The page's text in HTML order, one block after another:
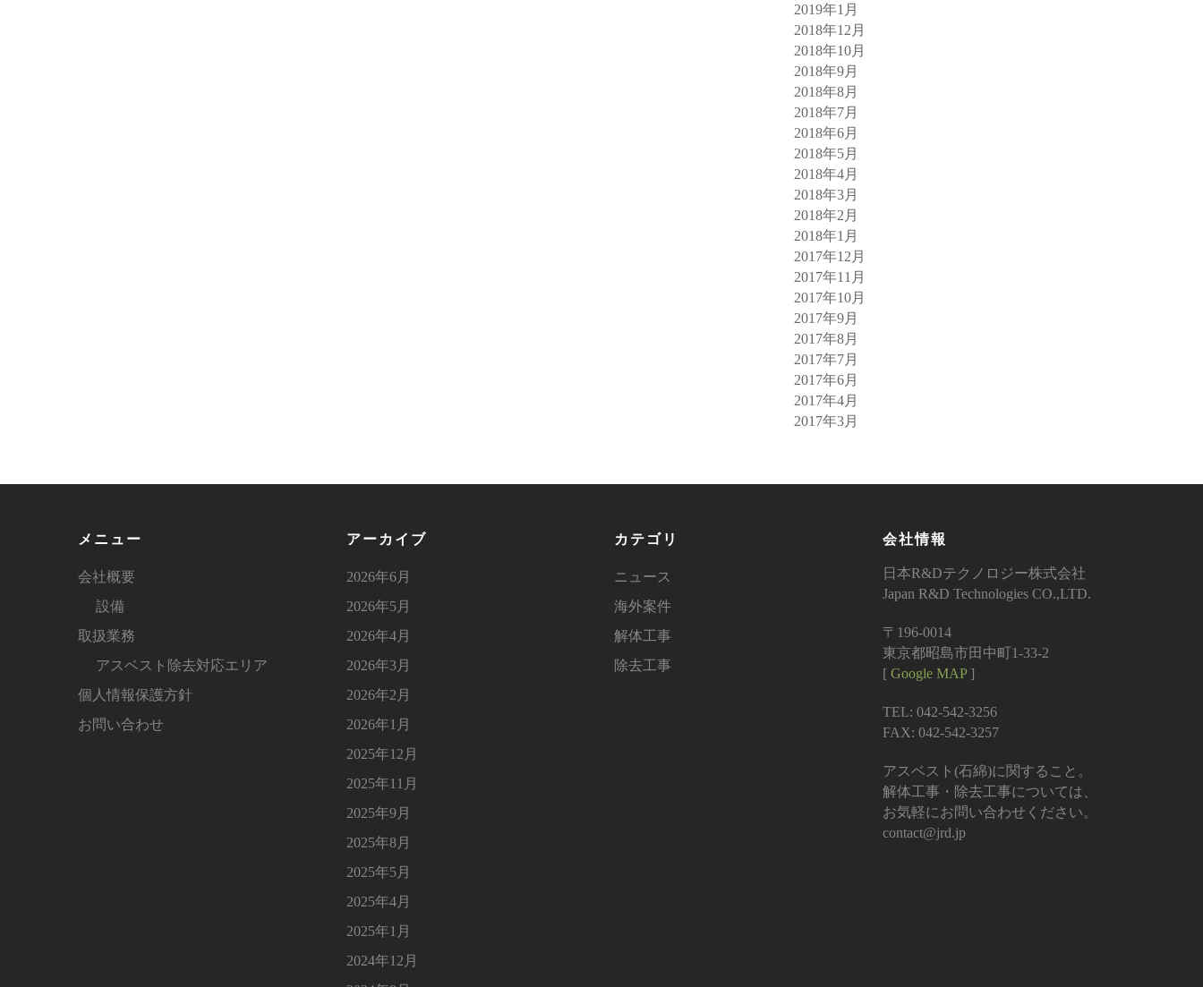
2019年1月
2018年12月
2018年10月
2018年9月
2018年8月
2018年7月
2018年6月
2018年5月
2018年4月
2018年3月
2018年2月
2018年1月
2017年12月
2017年11月
2017年10月
2017年9月
2017年8月
2017年7月
2017年6月
2017年4月
2017年3月
メニュー
会社概要
設備
取扱業務
アスベスト除去対応エリア
個人情報保護方針
お問い合わせ
アーカイブ
2026年6月
2026年5月
2026年4月
2026年3月
2026年2月
2026年1月
2025年12月
2025年11月
2025年9月
2025年8月
2025年5月
2025年4月
2025年1月
2024年12月
カテゴリ
ニュース
海外案件
解体工事
除去工事
会社情報
日本R&Dテクノロジー株式会社
Japan R&D Technologies CO.,LTD.
〒196-0014
東京都昭島市田中町1-33-2
[Google MAP]
TEL: 042-542-3256
FAX: 042-542-3257
アスベスト(石綿)に関すること。
解体工事・除去工事については、
お気軽にお問い合わせください。
contact@jrd.jp